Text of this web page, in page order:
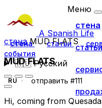
A Spanish Life
стена статьи
события
🇷🇺Русский
Меню
стена
статьи
стенаMUD FLATS
MUD FLATS
RU отправить #111
Hi, coming from